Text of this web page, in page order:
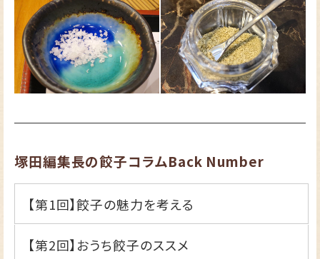
塚田編集長の餃子コラムBack Number
【第1回】餃子の魅力を考える
【第2回】 おうち餃子のススメ